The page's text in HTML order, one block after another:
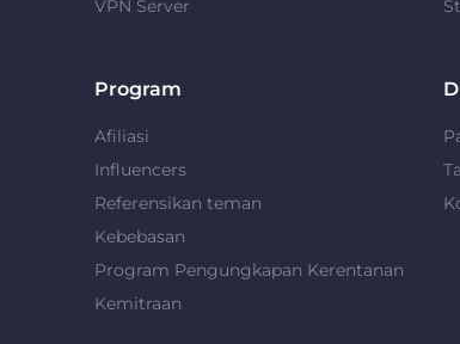
VPN Server
Program
Afiliasi
Influencers
Referensikan teman
Kebebasan
Program Pengungkapan Kerentanan
Kemitraan